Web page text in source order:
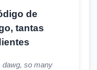
de
tantas
dawg, so many